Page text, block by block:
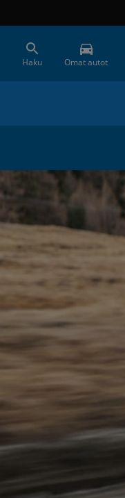
Haku Omat autot